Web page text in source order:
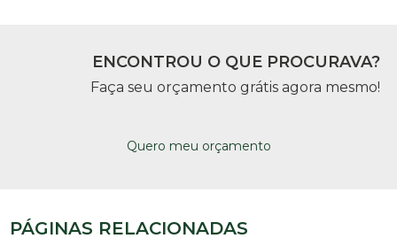
ENCONTROU O QUE PROCURAVA?
Faça seu orçamento grátis agora mesmo!
Quero meu orçamento
PÁGINAS RELACIONADAS